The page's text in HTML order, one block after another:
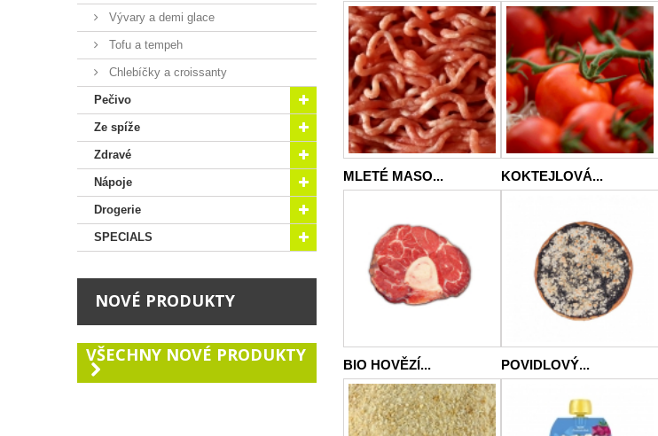
Vývary a demi glace
Tofu a tempeh
Chlebíčky a croissanty
Pečivo
Ze spíže
Zdravé
Nápoje
Drogerie
SPECIALS
NOVÉ PRODUKTY
VŠECHNY NOVÉ PRODUKTY
MLETÉ MASO... KOKTEJLOVÁ...
BIO HOVĚZÍ... POVIDLOVÝ...